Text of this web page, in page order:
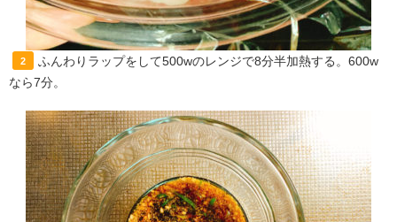
2
ふんわりラップをして500wのレンジで8分半加熱する。600w
なら7分。